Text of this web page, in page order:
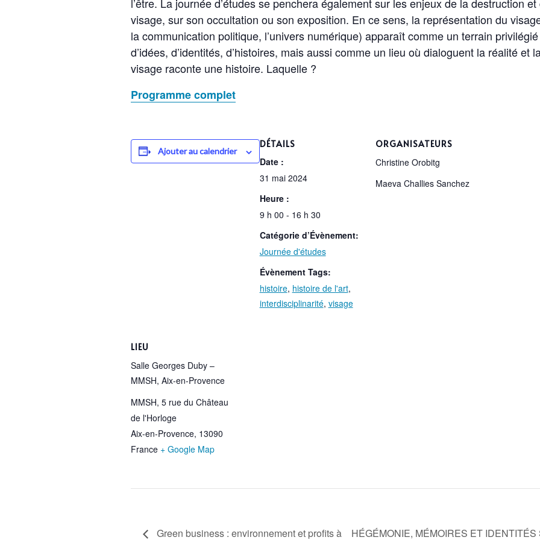
l’être. La journée d’études se penchera également sur les enjeux de la destruction
visage, sur son occultation ou son exposition. En ce sens, la représentation du
la communication politique, l’univers numérique) apparaît comme un terrain
d’idées, d’identités, d’histoires, mais aussi comme un lieu où dialoguent la réalité et
visage raconte une histoire. Laquelle ?
Programme complet
Ajouter au calendrier
DÉTAILS
Date :
31 mai 2024
Heure :
9 h 00 - 16 h 30
Catégorie d’Évènement:
Journée d'études
Évènement Tags:
histoire, histoire de l'art,
interdisciplinarité, visage
ORGANISATEURS
Christine Orobitg
Maeva Challies Sanchez
LIEU
Salle Georges Duby –
MMSH, Aix-en-Provence
MMSH, 5 rue du Château
de l'Horloge
Aix-en-Provence, 13090
France + Google Map
Green business : environnement et profits à HÉGÉMONIE, MÉMOIRES ET